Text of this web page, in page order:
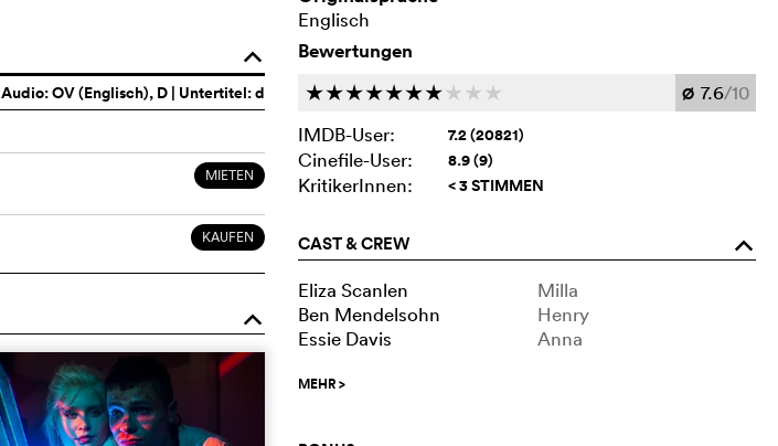
o
Audio:OV (Englisch), D | Untertitel: d
MIETEN
KAUFEN
o
Englisch
Bewertungen
ccccccc c c c Ø 7.6/10
IMDB-User:
7.2 (20821)
Cinefile-User: 8.9 (9)
KritikerInnen: < 3 STIMMEN
CAST & CREW o
Eliza Scanlen
Milla
Ben Mendelsohn
Henry
Essie Davis
Anna
MEHR>